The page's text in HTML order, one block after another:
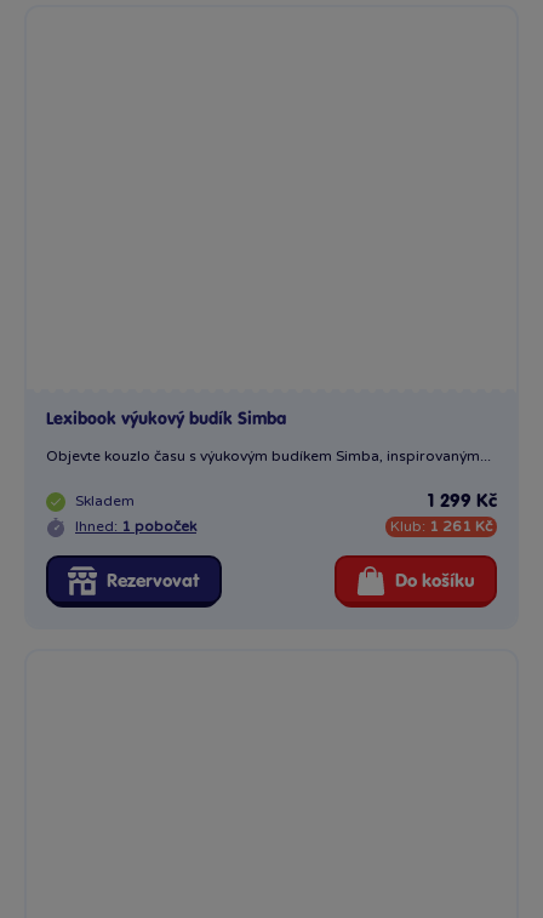
Lexibook výukový budík Simba
Objevte kouzlo času s výukovým budíkem Simba, inspirovaným...
Skladem
Ihned: 1 poboček
1 299 Kč
Klub: 1 261 Kč
Rezervovat Do košíku